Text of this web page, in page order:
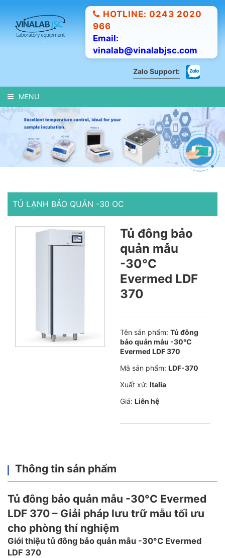
HOTLINE: 0243 2020
966
Email:
vinalab@vinalabjsc.com
Zalo Support:
MENU
TỦ LẠNH BẢO QUẢN -30 OC
Tủ đông bảo
quản mẫu
-30°C
Evermed LDF
370
Tên sản phẩm: Tủ đông
bảo quản mẫu -30°C
Evermed LDF 370
Mã sản phẩm: LDF-370
Xuất xứ: Italia
Giá: Liên hệ
Thông tin sản phẩm
Tủ đông bảo quản mẫu -30°C Evermed
LDF 370 – Giải pháp lưu trữ mẫu tối ưu
cho phòng thí nghiệm
Giới thiệu tủ đông bảo quản mẫu -30°C Evermed
LDF 370